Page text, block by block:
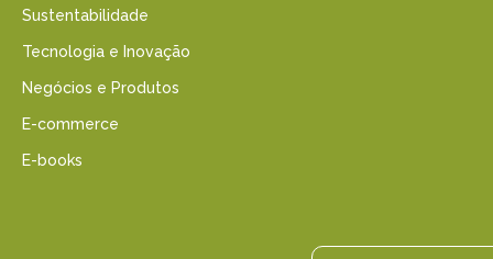
Sustentabilidade
Tecnologia e Inovação
Negócios e Produtos
E-commerce
E-books